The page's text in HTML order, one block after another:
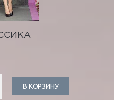
В КОРЗИНУ